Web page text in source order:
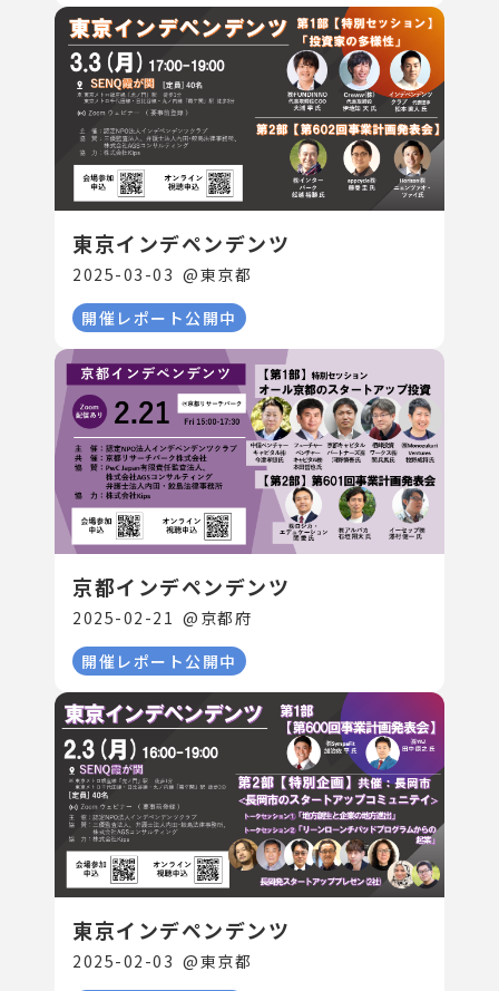
東京インデペンデンツ
2025-03-03 @東京都
開催レポート公開中
京都インデペンデンツ
2025-02-21 @ 京都府
開催レポート公開中
東京インデペンデンツ
2025-02-03 @東京都